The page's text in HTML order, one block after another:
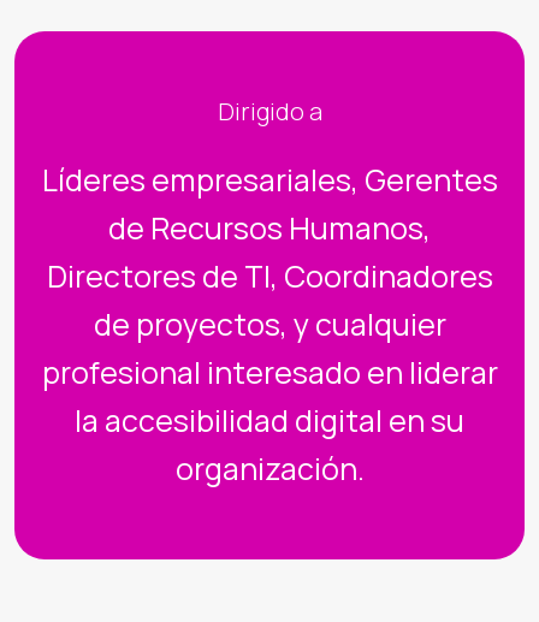
Dirigido a
Líderes empresariales, Gerentes
de Recursos Humanos,
Directores de TI, Coordinadores
de proyectos, y cualquier
profesional interesado en liderar
la accesibilidad digital en su
organización.